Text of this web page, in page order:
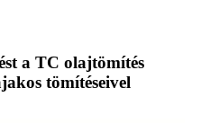
a TC olajtömítés
tömítéseivel